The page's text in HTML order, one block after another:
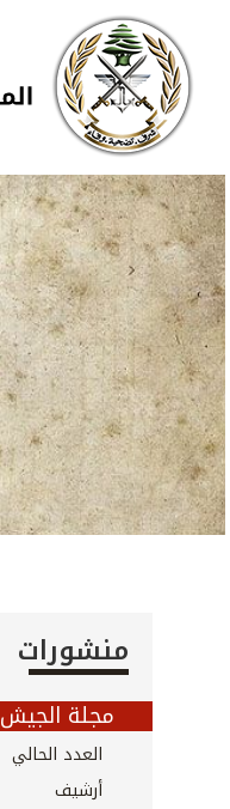
تجاوز إلى المحتوى الرئيسي
Skip to navigation
منشورات
مجلة الجيش
العدد الحالي
أرشيف